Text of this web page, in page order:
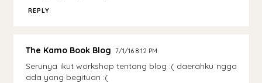
REPLY
The Kamo Book Blog 7/1/16 8:12 PM
Serunya ikut workshop tentang blog :( daerahku ngga
ada yang begituan :(